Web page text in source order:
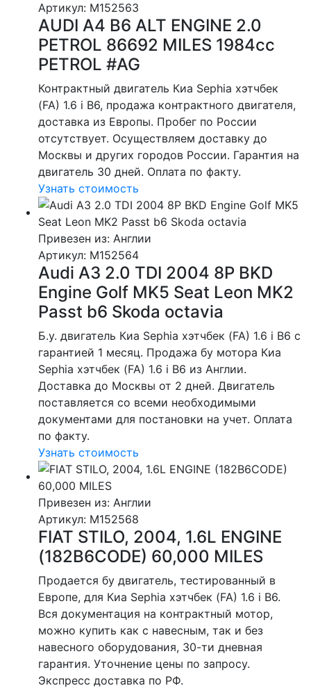
Артикул: M152563
AUDI A4 B6 ALT ENGINE 2.0
PETROL 86692 MILES 1984cc
PETROL #AG
Контрактный двигатель Киа Sephia хэтчбек
(FA) 1.6 i B6, продажа контрактного двигателя,
доставка из Европы. Пробег по России
отсутствует. Осуществляем доставку до
Москвы и других городов России. Гарантия на
двигатель 30 дней. Оплата по факту.
Узнать стоимость
Привезен из: Англии
Артикул: M152564
Audi A3 2.0 TDI 2004 8P BKD
Engine Golf MK5 Seat Leon MK2
Passt b6 Skoda octavia
Б.у. двигатель Киа Sephia хэтчбек (FA) 1.6 i B6 с
гарантией 1 месяц. Продажа бу мотора Киа
Sephia хэтчбек (FA) 1.6 i B6 из Англии.
Доставка до Москвы от 2 дней. Двигатель
поставляется со всеми необходимыми
документами для постановки на учет. Оплата
по факту.
Узнать стоимость
Привезен из: Англии
Артикул: M152568
FIAT STILO, 2004, 1.6L ENGINE
(182B6CODE) 60,000 MILES
Продается бу двигатель, тестированный в
Европе, для Киа Sephia хэтчбек (FA) 1.6 i B6.
Вся документация на контрактный мотор,
можно купить как с навесным, так и без
навесного оборудования, 30-ти дневная
гарантия. Уточнение цены по запросу.
Экспресс доставка по РФ.